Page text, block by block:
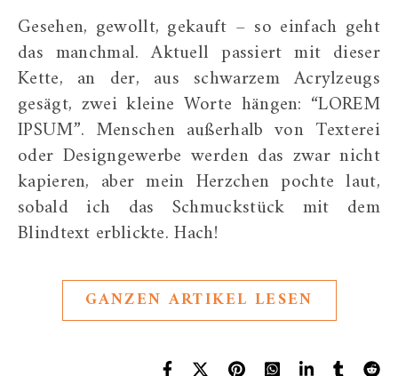
Gesehen, gewollt, gekauft – so einfach geht
das manchmal. Aktuell passiert mit dieser
Kette, an der, aus schwarzem Acrylzeugs
gesägt, zwei kleine Worte hängen: “LOREM
IPSUM”. Menschen außerhalb von Texterei
oder Designgewerbe werden das zwar nicht
kapieren, aber mein Herzchen pochte laut,
sobald ich das Schmuckstück mit dem
Blindtext erblickte. Hach!
GANZEN ARTIKEL LESEN